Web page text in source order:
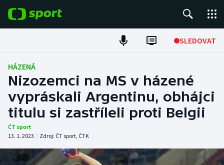
SLEDOVAT
Fotbal
Hokej
Tenis
Atletika
Cyklistika
HÁZENÁ
Nizozemci na MS v házené
vypráskali Argentinu, obhájci
titulu si zastříleli proti Belgii
ČT sport
13. 1. 2023 | Zdroj: ČT sport, ČTK